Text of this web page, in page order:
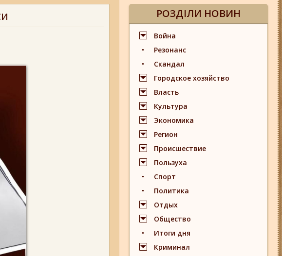
РОЗДІЛИ НОВИН
Война
Резонанс
Скандал
Городское хозяйство
Власть
Культура
Экономика
Регион
Происшествие
Пользуха
Спорт
Политика
Отдых
Общество
Итоги дня
Криминал